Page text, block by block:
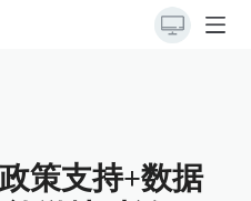
策支持+数据